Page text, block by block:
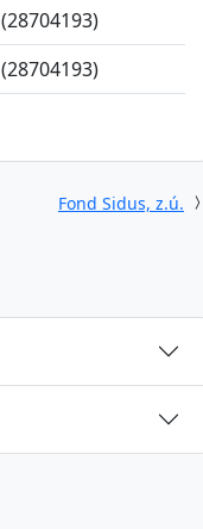
(28704193)
(28704193)
Fond Sidus, z.ú.